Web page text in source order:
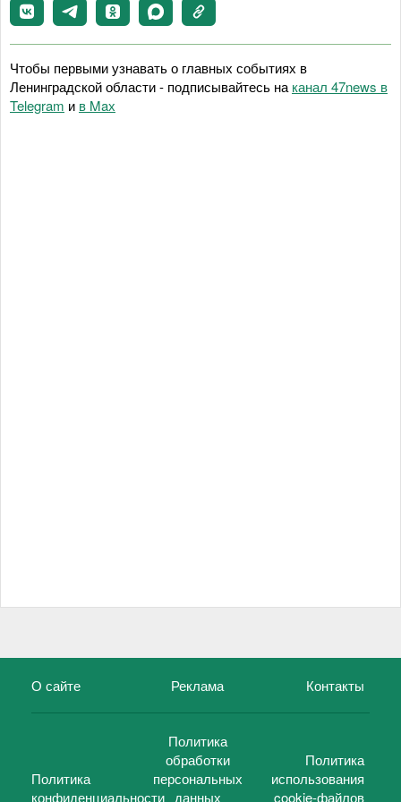
Чтобы первыми узнавать о главных событиях в
Ленинградской области - подписывайтесь на канал 47news в
Telegram и в Maх
О сайте Реклама Контакты
Политика
конфиденциальности
Политика
обработки
персональных
данных
Политика
использования
cookie-файлов